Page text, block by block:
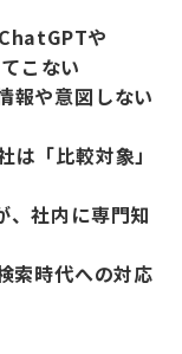
や
こない
報や意図しない
「比較対象」
、社内に専門知
索時代への対応